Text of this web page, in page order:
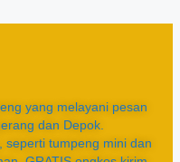
yang melayani pesan
dan Depok.
seperti tumpeng mini dan